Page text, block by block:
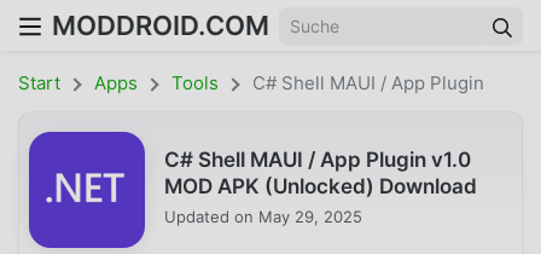
MODDROID.COM
Start Apps Tools C# Shell MAUI / App Plugin
C# Shell MAUI / App Plugin v1.0
MOD APK (Unlocked) Download
Updated on May 29, 2025